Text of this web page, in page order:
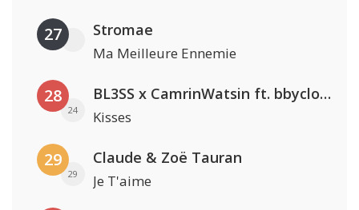
27 Stromae
Ma Meilleure Ennemie
28
24
BL3SS x CamrinWatsin ft. bbyclose
Kisses
29
29
Claude & Zoë Tauran
Je T'aime